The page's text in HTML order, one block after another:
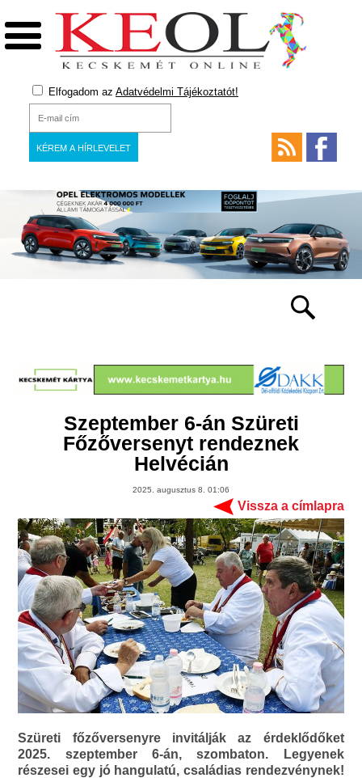
Elfogadom az Adatvédelmi Tájékoztatót!
Szeptember 6-án Szüreti
Főzőversenyt rendeznek
Helvécián
2025. augusztus 8. 01:06
Vissza a címlapra
Szüreti főzőversenyre invitálják az érdeklődőket
2025. szeptember 6-án, szombaton. Legyenek
részesei egy jó hangulatú, családias rendezvénynek!